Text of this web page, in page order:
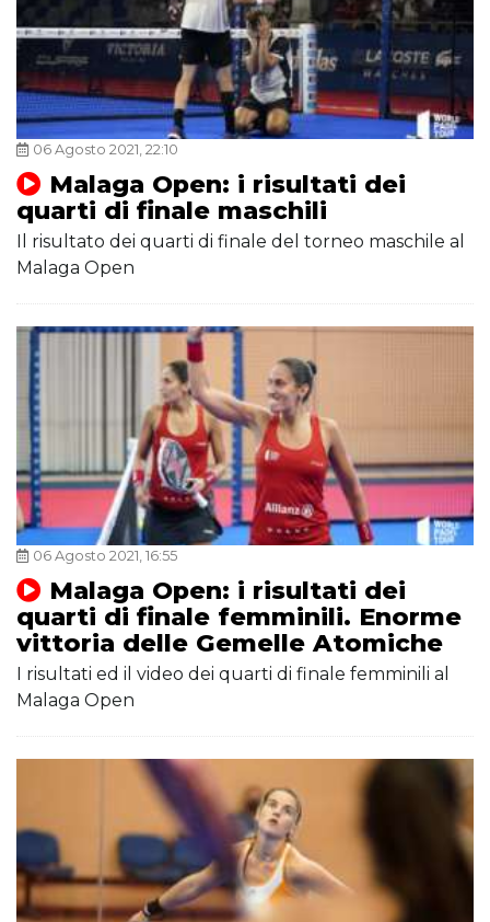
06 Agosto 2021, 22:10
Malaga Open: i risultati dei
quarti di finale maschili
Il risultato dei quarti di finale del torneo maschile al
Malaga Open
06 Agosto 2021, 16:55
Malaga Open: i risultati dei
quarti di finale femminili. Enorme
vittoria delle Gemelle Atomiche
I risultati ed il video dei quarti di finale femminili al
Malaga Open